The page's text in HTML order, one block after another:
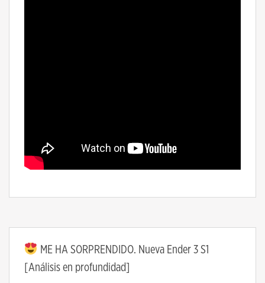
ME HA SORPRENDIDO. Nueva Ender 3 S1
[Análisis en profundidad]